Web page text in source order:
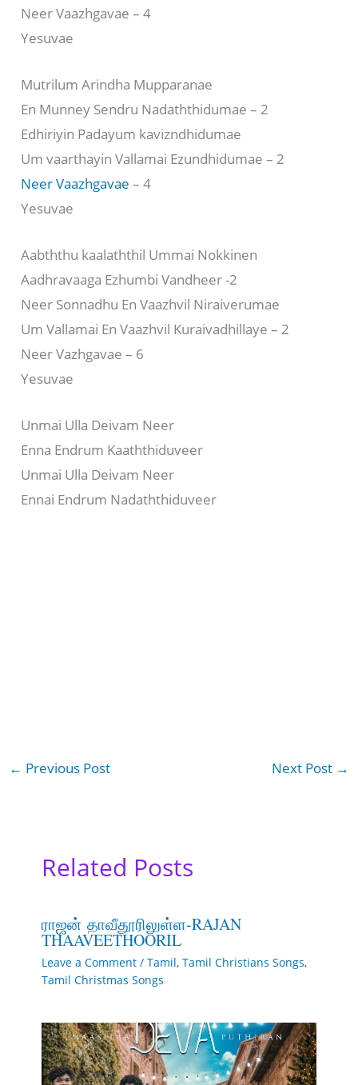
Neer Vaazhgavae – 4
Yesuvae
Mutrilum Arindha Mupparanae
En Munney Sendru Nadaththidumae – 2
Edhiriyin Padayum kavizndhidumae
Um vaarthayin Vallamai Ezundhidumae – 2
Neer Vaazhgavae – 4
Yesuvae
Aabththu kaalaththil Ummai Nokkinen
Aadhravaaga Ezhumbi Vandheer -2
Neer Sonnadhu En Vaazhvil Niraiverumae
Um Vallamai En Vaazhvil Kuraivadhillaye – 2
Neer Vazhgavae – 6
Yesuvae
Unmai Ulla Deivam Neer
Enna Endrum Kaaththiduveer
Unmai Ulla Deivam Neer
Ennai Endrum Nadaththiduveer
← Previous Post Next Post →
Related Posts
ராஜன் தாவீதூரிலுள்ள-RAJAN
THAAVEETHOORIL
Leave a Comment / Tamil, Tamil Christians Songs,
Tamil Christmas Songs